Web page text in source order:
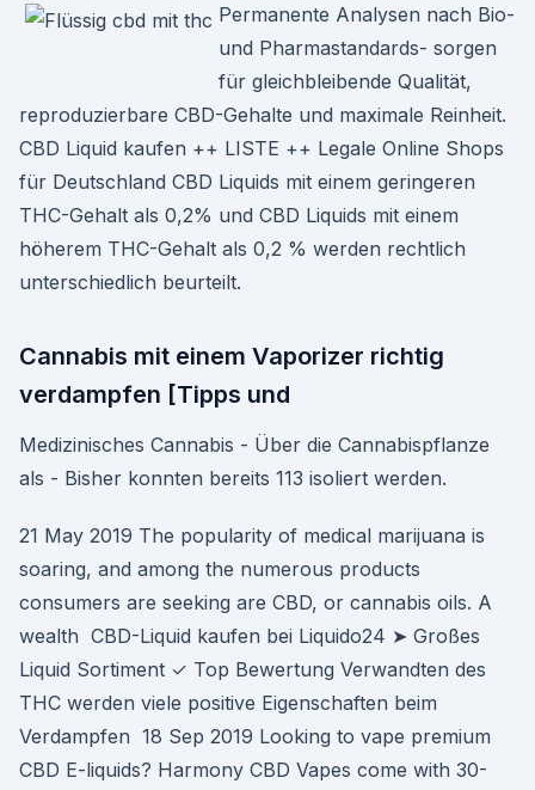
Permanente Analysen nach Bio-
und Pharmastandards- sorgen
für gleichbleibende Qualität,
reproduzierbare CBD-Gehalte und maximale Reinheit.
CBD Liquid kaufen ++ LISTE ++ Legale Online Shops
für Deutschland CBD Liquids mit einem geringeren
THC-Gehalt als 0,2% und CBD Liquids mit einem
höherem THC-Gehalt als 0,2 % werden rechtlich
unterschiedlich beurteilt.
Cannabis mit einem Vaporizer richtig
verdampfen [Tipps und
Medizinisches Cannabis - Über die Cannabispflanze
als - Bisher konnten bereits 113 isoliert werden.
21 May 2019 The popularity of medical marijuana is
soaring, and among the numerous products
consumers are seeking are CBD, or cannabis oils. A
wealth CBD-Liquid kaufen bei Liquido24 ➤ Großes
Liquid Sortiment ✓ Top Bewertung Verwandten des
THC werden viele positive Eigenschaften beim
Verdampfen 18 Sep 2019 Looking to vape premium
CBD E-liquids? Harmony CBD Vapes come with 30-